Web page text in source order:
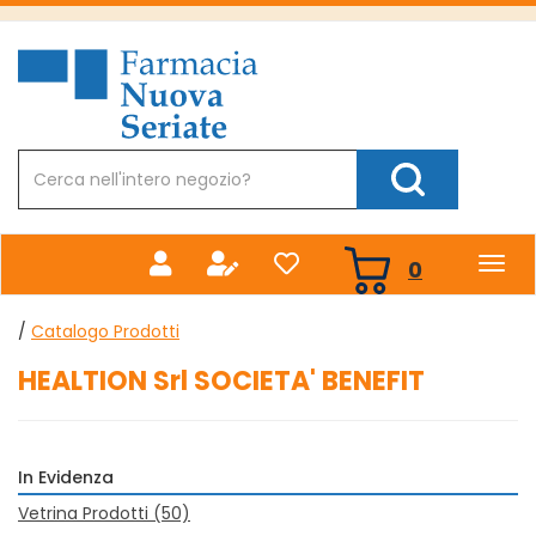
Passa
principale
Farmacia
Nuova
Prodotto
Cerca Prodotto
0 prodotti
inseriti
/ Catalogo Prodotti
HEALTION Srl SOCIETA' BENEFIT
In Evidenza
Vetrina Prodotti (50)